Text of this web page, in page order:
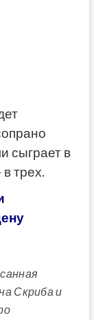
сыграет в
трех.
Скриба и